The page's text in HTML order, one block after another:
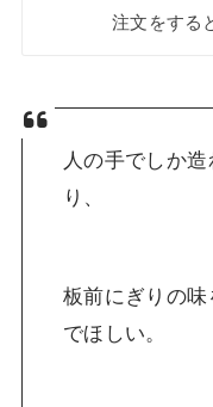
注文をする
人の手でしか
り、
板前にぎりの
でほしい。